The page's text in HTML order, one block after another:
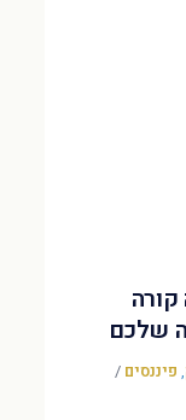
שלכם
, פיננסים /